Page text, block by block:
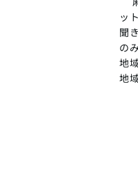
ッ
聞
の
地
地